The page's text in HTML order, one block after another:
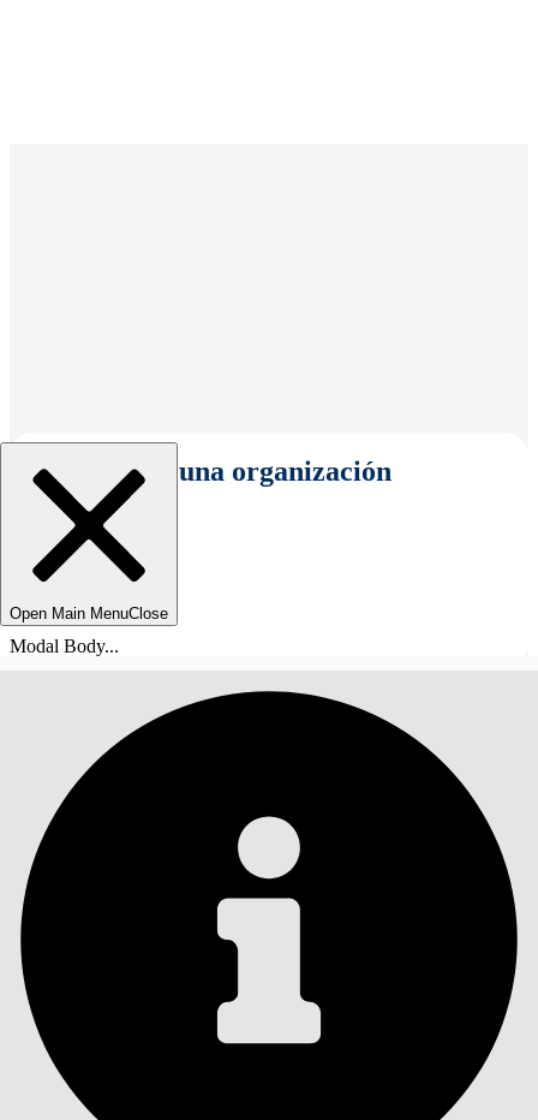
Seleccionar una organización
Open Main MenuClose
Modal Body...
Índice de materias
ÍNDICE DE MATERIAS
Buscar